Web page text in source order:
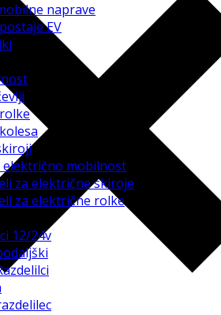
naprave
EV
električno mobilnost
za električne skiroje
za električne rolke
12/24v